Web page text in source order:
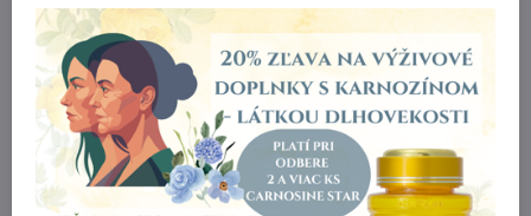
INCI: Oenothera biennis oil bio, Helianthus annuus seed oil bio,
Borago officinalis seed oil, Sesamum indicum seed oil bio, Prunus
amygdalus dulcis oil, Macadamia ternifolia seed oil, Parfum*,
Tocopherol, Ascorbyl palmitate, Ascorbic acid, Citronellol**, Citral**,
Linalool**, Limonene**, Geraniol **, *zmes éterických olejov, **súčasť
éterických olejov
Viac z kategórie